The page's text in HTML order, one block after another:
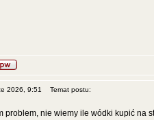
2026, 9:51 Temat postu:
problem, nie wiemy ile wódki kupić na